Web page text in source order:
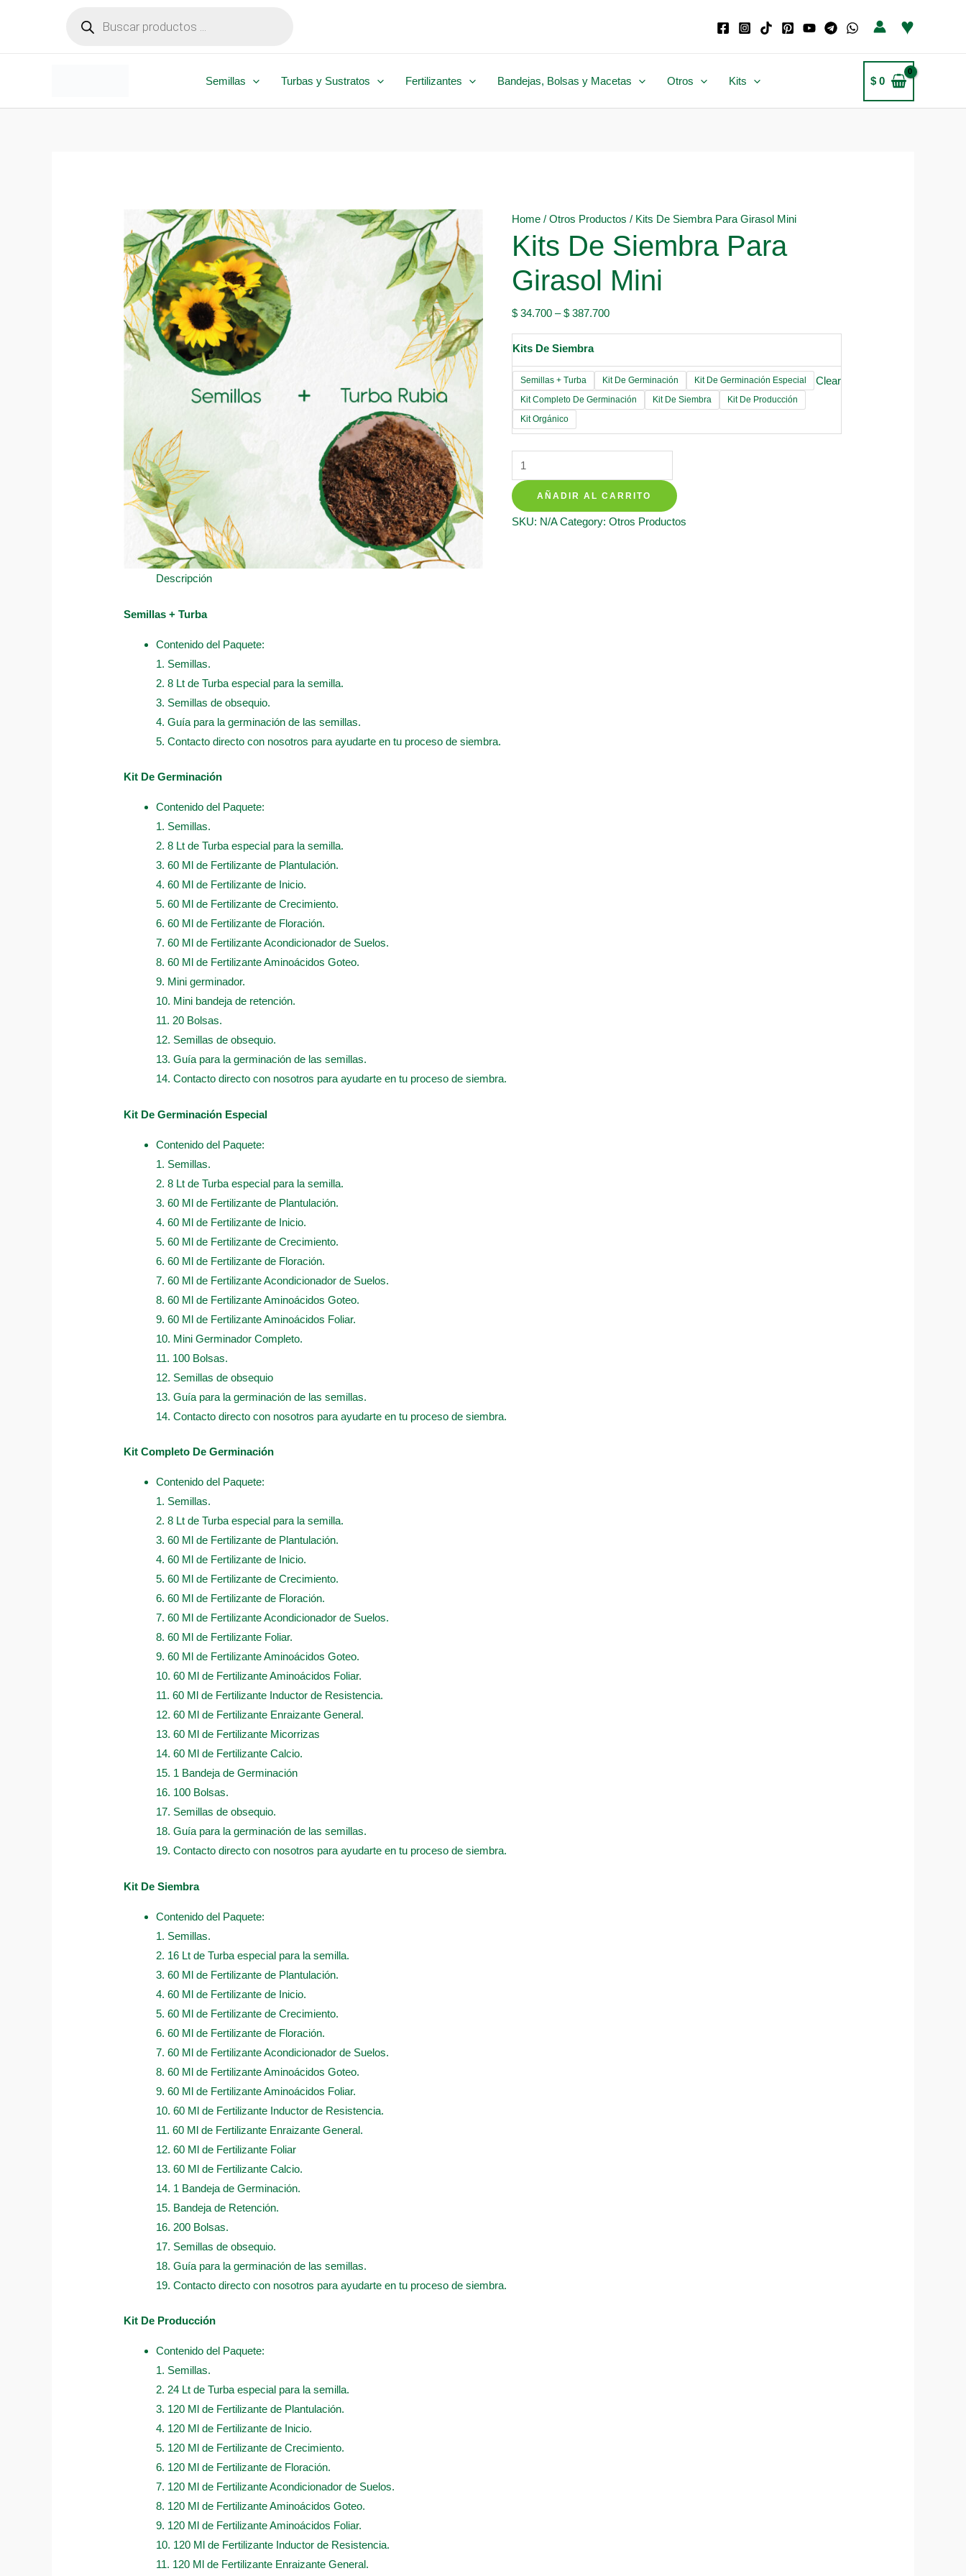
productos
♥
Semillas Turbas y Sustratos Fertilizantes Bandejas, Bolsas y Macetas Otros Kits $0
Home / Otros Productos / Kits De Siembra Para Girasol Mini
Kits De Siembra Para
Girasol Mini
$ 34.700 –$ 387.700
Kits De Siembra
Semillas + Turba Kit De Germinación
Kit De Germinación Especial
Kit Completo De Germinación
Kit De Siembra
Kit De Producción
Kit Orgánico
Clear
Kits
De
Siembra
Para
AÑADIR AL CARRITO
SKU: N/A Category: Otros Productos
Descripción
Semillas + Turba
Contenido del Paquete:
1. Semillas.
2. 8 Lt de Turba especial para la semilla.
3. Semillas de obsequio.
4. Guía para la germinación de las semillas.
5. Contacto directo con nosotros para ayudarte en tu proceso de siembra.
Kit De Germinación
Contenido del Paquete:
1. Semillas.
2. 8 Lt de Turba especial para la semilla.
3. 60 Ml de Fertilizante de Plantulación.
4. 60 Ml de Fertilizante de Inicio.
5. 60 Ml de Fertilizante de Crecimiento.
6. 60 Ml de Fertilizante de Floración.
7. 60 Ml de Fertilizante Acondicionador de Suelos.
8. 60 Ml de Fertilizante Aminoácidos Goteo.
9. Mini germinador.
10. Mini bandeja de retención.
11. 20 Bolsas.
12. Semillas de obsequio.
13. Guía para la germinación de las semillas.
14. Contacto directo con nosotros para ayudarte en tu proceso de siembra.
Kit De Germinación Especial
Contenido del Paquete:
1. Semillas.
2. 8 Lt de Turba especial para la semilla.
3. 60 Ml de Fertilizante de Plantulación.
4. 60 Ml de Fertilizante de Inicio.
5. 60 Ml de Fertilizante de Crecimiento.
6. 60 Ml de Fertilizante de Floración.
7. 60 Ml de Fertilizante Acondicionador de Suelos.
8. 60 Ml de Fertilizante Aminoácidos Goteo.
9. 60 Ml de Fertilizante Aminoácidos Foliar.
10. Mini Germinador Completo.
11. 100 Bolsas.
12. Semillas de obsequio
13. Guía para la germinación de las semillas.
14. Contacto directo con nosotros para ayudarte en tu proceso de siembra.
Kit Completo De Germinación
Contenido del Paquete:
1. Semillas.
2. 8 Lt de Turba especial para la semilla.
3. 60 Ml de Fertilizante de Plantulación.
4. 60 Ml de Fertilizante de Inicio.
5. 60 Ml de Fertilizante de Crecimiento.
6. 60 Ml de Fertilizante de Floración.
7. 60 Ml de Fertilizante Acondicionador de Suelos.
8. 60 Ml de Fertilizante Foliar.
9. 60 Ml de Fertilizante Aminoácidos Goteo.
10. 60 Ml de Fertilizante Aminoácidos Foliar.
11. 60 Ml de Fertilizante Inductor de Resistencia.
12. 60 Ml de Fertilizante Enraizante General.
13. 60 Ml de Fertilizante Micorrizas
14. 60 Ml de Fertilizante Calcio.
15. 1 Bandeja de Germinación
16. 100 Bolsas.
17. Semillas de obsequio.
18. Guía para la germinación de las semillas.
19. Contacto directo con nosotros para ayudarte en tu proceso de siembra.
Kit De Siembra
Contenido del Paquete:
1. Semillas.
2. 16 Lt de Turba especial para la semilla.
3. 60 Ml de Fertilizante de Plantulación.
4. 60 Ml de Fertilizante de Inicio.
5. 60 Ml de Fertilizante de Crecimiento.
6. 60 Ml de Fertilizante de Floración.
7. 60 Ml de Fertilizante Acondicionador de Suelos.
8. 60 Ml de Fertilizante Aminoácidos Goteo.
9. 60 Ml de Fertilizante Aminoácidos Foliar.
10. 60 Ml de Fertilizante Inductor de Resistencia.
11. 60 Ml de Fertilizante Enraizante General.
12. 60 Ml de Fertilizante Foliar
13. 60 Ml de Fertilizante Calcio.
14. 1 Bandeja de Germinación.
15. Bandeja de Retención.
16. 200 Bolsas.
17. Semillas de obsequio.
18. Guía para la germinación de las semillas.
19. Contacto directo con nosotros para ayudarte en tu proceso de siembra.
Kit De Producción
Contenido del Paquete:
1. Semillas.
2. 24 Lt de Turba especial para la semilla.
3. 120 Ml de Fertilizante de Plantulación.
4. 120 Ml de Fertilizante de Inicio.
5. 120 Ml de Fertilizante de Crecimiento.
6. 120 Ml de Fertilizante de Floración.
7. 120 Ml de Fertilizante Acondicionador de Suelos.
8. 120 Ml de Fertilizante Aminoácidos Goteo.
9. 120 Ml de Fertilizante Aminoácidos Foliar.
10. 120 Ml de Fertilizante Inductor de Resistencia.
11. 120 Ml de Fertilizante Enraizante General.